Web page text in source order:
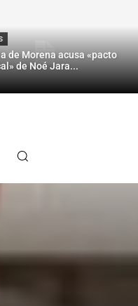
de Morena acusa «pacto
de Noé Jara...